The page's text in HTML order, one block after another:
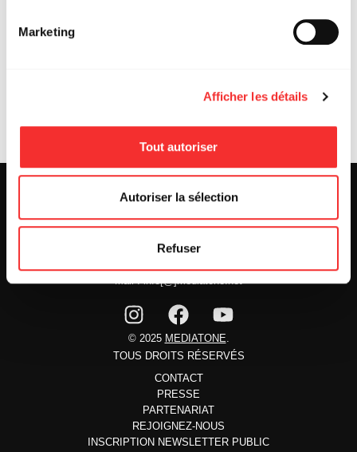
Marketing
Afficher les détails
Tout autoriser
Autoriser la sélection
Refuser
RENCONTRES DISKOVER
25 & 29 rue des Capucins
69001 LYON
Tel : +33 (0)4 78 27 93 99
Mail : info[@]mediatone.net
© 2025 MEDIATONE
TOUS DROITS RÉSERVÉS
CONTACT
PRESSE
PARTENARIAT
REJOIGNEZ-NOUS
INSCRIPTION NEWSLETTER PUBLIC